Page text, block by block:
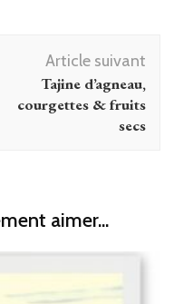
Article suivant
Tajine d’agneau,
courgettes & fruits
secs
aimer...